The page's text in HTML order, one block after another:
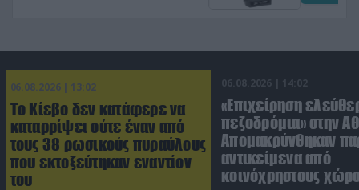
06.08.2026 | 13:02
Το Κίεβο δεν κατάφερε να
καταρρίψει ούτε έναν από
τους 38 ρωσικούς πυραύλους
που εκτοξεύτηκαν εναντίον
του
06.08.2026 | 14:02
«Επιχείρηση
πεζοδρόμια» στην
Απομακρύνθηκαν
αντικείμενα από
κοινόχρηστους